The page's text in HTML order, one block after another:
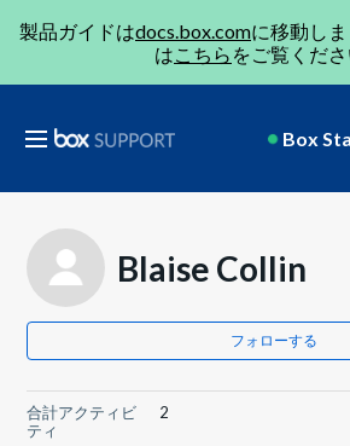
製品ガイドはdocs.box.comに移動し
はこちら をご覧くださ
Box
Blaise Collin
フォローする
合計アクティビ
ティ
2